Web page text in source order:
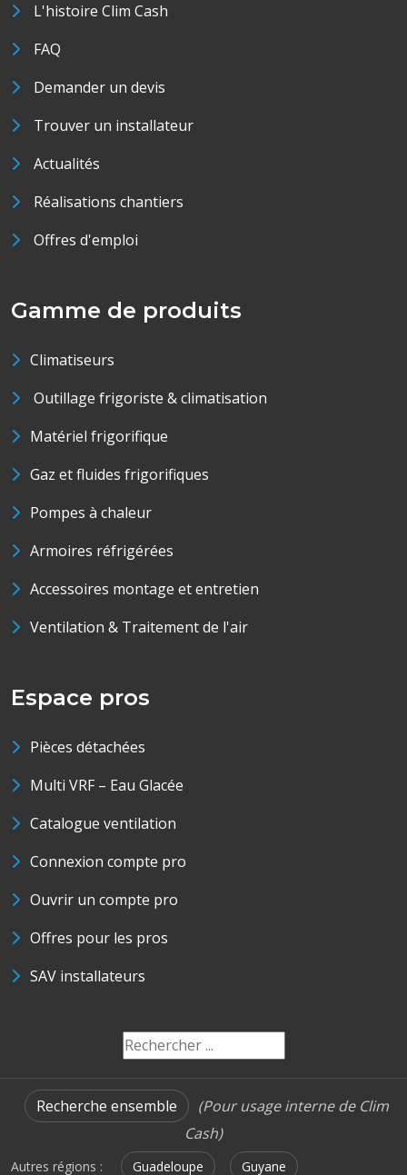
L'histoire Clim Cash
FAQ
Demander un devis
Trouver un installateur
Actualités
Réalisations chantiers
Offres d'emploi
Gamme de produits
Climatiseurs
Outillage frigoriste & climatisation
Matériel frigorifique
Gaz et fluides frigorifiques
Pompes à chaleur
Armoires réfrigérées
Accessoires montage et entretien
Ventilation & Traitement de l'air
Espace pros
Pièces détachées
Multi VRF – Eau Glacée
Catalogue ventilation
Connexion compte pro
Ouvrir un compte pro
Offres pour les pros
SAV installateurs
Recherche ensemble
(Pour usage interne de Clim
Cash)
Autres régions : Guadeloupe Guyane